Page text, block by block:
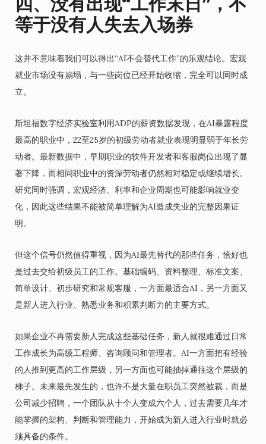
等于没有人失去入场券
这并不意味着我们可以得出“AI不会替代工作”的乐观结论。宏观
就业市场没有崩塌，与一些岗位已经开始收缩，完全可以同时成
立。
斯坦福数字经济实验室利用ADP的薪资数据发现，在AI暴露程度
最高的职业中，22至25岁的初级劳动者就业表现明显弱于年长劳
动者。最新数据中，早期职业的软件开发者和客服岗位出现了显
著下降，而相同职业中的资深劳动者仍然相对稳定或继续增长。
研究同时强调，宏观经济、利率和企业周期也可能影响就业变
化，因此这些结果不能被简单理解为AI造成失业的完整因果证
明。
但这个信号仍然值得重视，因为AI最先替代的那些任务，恰好也
是过去交给初级员工的工作。基础编码、资料整理、标准文案、
简单设计、初步研究和常规客服，一方面最适合AI，另一方面又
是新人进入行业、熟悉业务和积累判断力的主要方式。
如果企业不再需要新人完成这些基础任务，新人就很难通过日常
工作成长为高级工程师、咨询顾问和管理者。AI一方面把有经验
的人推到更高的工作层级，另一方面也可能抽掉通往这个层级的
梯子。未来最先发生的，也许不是大量在职员工突然被裁，而是
公司减少招聘，一个团队从十个人变成六个人，过去需要几年才
能掌握的架构、判断和管理能力，开始成为新人进入行业时就必
须具备的条件。